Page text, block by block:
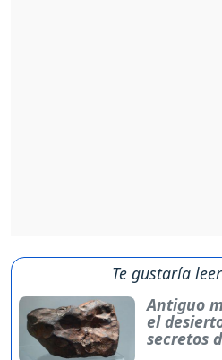
Te gustaría
Antiguo
el
secretos